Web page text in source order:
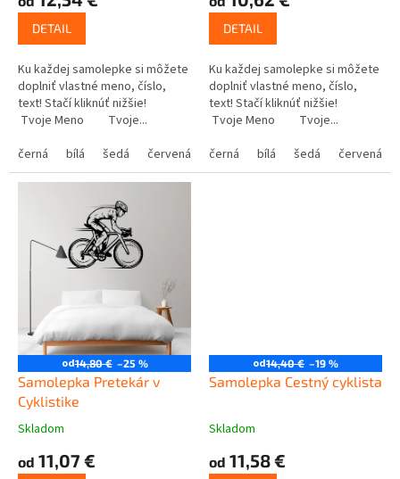
DETAIL
Ku každej samolepke si môžete
doplniť vlastné meno, číslo,
text! Stačí kliknúť nižšie!
Tvoje Meno Tvoje...
černá
bílá šedá červená modrá žlutá zelená růžová
DETAIL
Ku každej samolepke si môžete
doplniť vlastné meno, číslo,
text! Stačí kliknúť nižšie!
Tvoje Meno Tvoje...
černá
bílá šedá červená
od14,80 € –25 %
Samolepka Pretekár v
Cyklistike
Skladom
od 11,07 €
od14,40 € –19 %
Samolepka Cestný cyklista
Skladom
od 11,58 €